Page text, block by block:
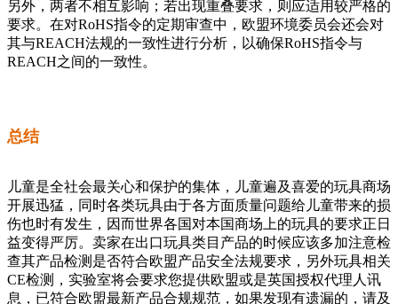
另外，两者不相互影响；若出现重叠要求，则应适用较严格的
要求。在对RoHS指令的定期审查中，欧盟环境委员会还会对
其与REACH法规的一致性进行分析，以确保RoHS指令与
REACH之间的一致性。
总结
儿童是全社会最关心和保护的集体，儿童遍及喜爱的玩具商场
开展迅猛，同时各类玩具由于各方面质量问题给儿童带来的损
伤也时有发生，因而世界各国对本国商场上的玩具的要求正日
益变得严厉。卖家在出口玩具类目产品的时候应该多加注意检
查其产品检测是否符合欧盟产品安全法规要求，另外玩具相关
CE检测，实验室将会要求您提供欧盟或是英国授权代理人讯
息，已符合欧盟最新产品合规规范，如果发现有遗漏的，请及